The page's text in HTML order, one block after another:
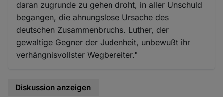
daran zugrunde zu gehen droht, in aller Unschuld
begangen, die ahnungslose Ursache des
deutschen Zusammenbruchs. Luther, der
gewaltige Gegner der Judenheit, unbewußt ihr
verhängnisvollster Wegbereiter."
Diskussion anzeigen